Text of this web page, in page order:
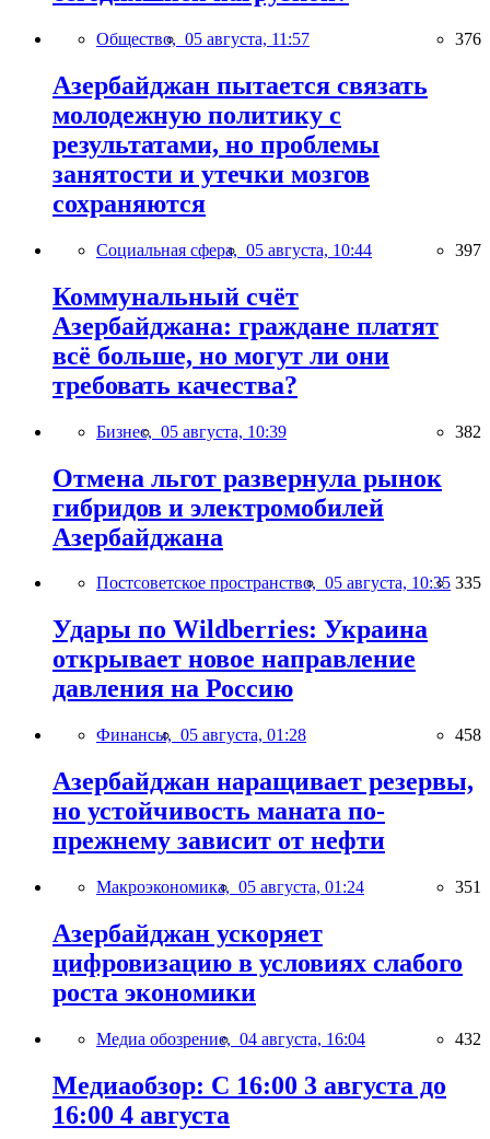
Общество, 05 августа, 11:57 376
Азербайджан пытается связать
молодежную политику с
результатами, но проблемы
занятости и утечки мозгов
сохраняются
Социальная сфера, 05 августа, 10:44 397
Коммунальный счёт
Азербайджана: граждане платят
всё больше, но могут ли они
требовать качества?
Бизнес, 05 августа, 10:39 382
Отмена льгот развернула рынок
гибридов и электромобилей
Азербайджана
Постсоветское пространство, 05 августа, 10:35 335
Удары по Wildberries: Украина
открывает новое направление
давления на Россию
Финансы, 05 августа, 01:28 458
Азербайджан наращивает резервы,
но устойчивость маната по-
прежнему зависит от нефти
Макроэкономика, 05 августа, 01:24 351
Азербайджан ускоряет
цифровизацию в условиях слабого
роста экономики
Медиа обозрение, 04 августа, 16:04 432
Медиаобзор: С 16:00 3 августа до
16:00 4 августа